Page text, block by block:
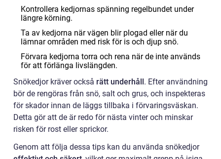
Kontrollera kedjornas spänning regelbundet under
längre körning.
Ta av kedjorna när vägen blir plogad eller när du
lämnar områden med risk för is och djup snö.
Förvara kedjorna torra och rena när de inte används
för att förlänga livslängden.
Snökedjor kräver också rätt underhåll. Efter användning
bör de rengöras från snö, salt och grus, och inspekteras
för skador innan de läggs tillbaka i förvaringsväskan.
Detta gör att de är redo för nästa vinter och minskar
risken för rost eller sprickor.
Genom att följa dessa tips kan du använda snökedjor